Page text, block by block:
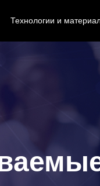
Технологии и